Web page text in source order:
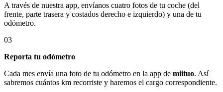
A través de nuestra app, envíanos cuatro fotos de tu coche (del
frente, parte trasera y costados derecho e izquierdo) y una de tu
odómetro.
03
Reporta tu odómetro
Cada mes envía una foto de tu odómetro en la app de miituo. Así
sabremos cuántos km recorriste y haremos el cargo correspondiente.